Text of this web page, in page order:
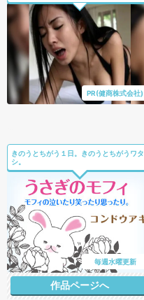
PR(健商株式会社)
きのうとちがう１日。きのうとちがうワタ
シ。
毎週水曜更新
作品ページへ